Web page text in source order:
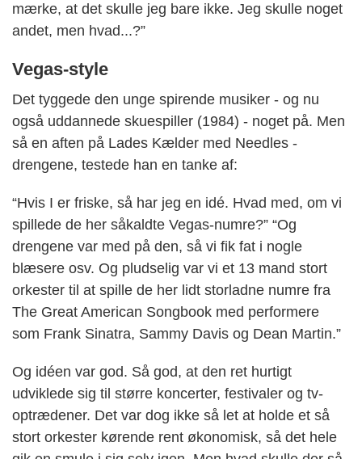
mærke, at det skulle jeg bare ikke. Jeg skulle noget
andet, men hvad...?”
Vegas-style
Det tyggede den unge spirende musiker - og nu
også uddannede skuespiller (1984) - noget på. Men
så en aften på Lades Kælder med Needles -
drengene, testede han en tanke af:
“Hvis I er friske, så har jeg en idé. Hvad med, om vi
spillede de her såkaldte Vegas-numre?” “Og
drengene var med på den, så vi fik fat i nogle
blæsere osv. Og pludselig var vi et 13 mand stort
orkester til at spille de her lidt storladne numre fra
The Great American Songbook med performere
som Frank Sinatra, Sammy Davis og Dean Martin.”
Og idéen var god. Så god, at den ret hurtigt
udviklede sig til større koncerter, festivaler og tv-
optrædener. Det var dog ikke så let at holde et så
stort orkester kørende rent økonomisk, så det hele